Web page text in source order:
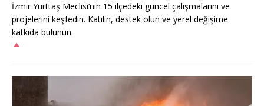
İzmir Yurttaş Meclisi’nin 15 ilçedeki güncel çalışmalarını ve
projelerini keşfedin. Katılın, destek olun ve yerel değişime
katkıda bulunun.